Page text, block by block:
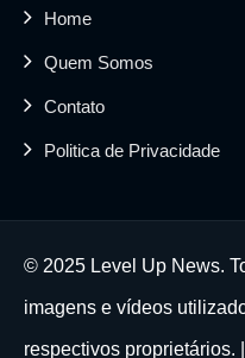
Home
Quem Somos
Contato
Politica de Privacidade
© 2025 Level Up News.
imagens e vídeos
respectivos proprietários.